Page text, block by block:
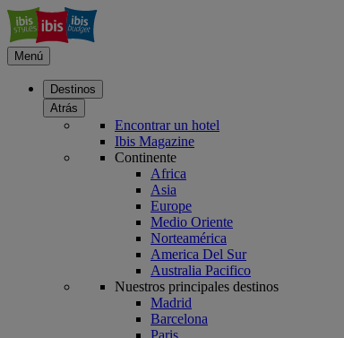
Menú
Destinos
Atrás
Encontrar un hotel
Ibis Magazine
Continente
Africa
Asia
Europe
Medio Oriente
Norteamérica
America Del Sur
Australia Pacifico
Nuestros principales destinos
Madrid
Barcelona
Paris